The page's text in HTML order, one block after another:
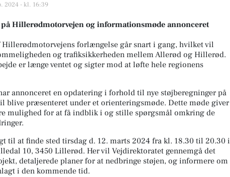
2024 - kl. 16:39
Hillerødmotorvejen og informationsmøde annonceret
Hillerødmotorvejens forlængelse går snart i gang, hvilket vil
og trafiksikkerheden mellem Allerød og Hillerød.
er længe ventet og sigter mod at løfte hele regionens
annonceret en opdatering i forhold til nye støjberegninger på
blive præsenteret under et orienteringsmøde. Dette møde giver
mulighed for at få indblik i og stille spørgsmål omkring de
til at finde sted tirsdag d. 12. marts 2024 fra kl. 18.30 til 20.30 i
10, 3450 Lillerød. Her vil Vejdirektoratet gennemgå det
detaljerede planer for at nedbringe støjen, og informere om
i den kommende tid.